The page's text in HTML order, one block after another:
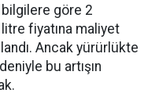
göre 2
fiyatına maliyet
Ancak yürürlükte
bu artışın